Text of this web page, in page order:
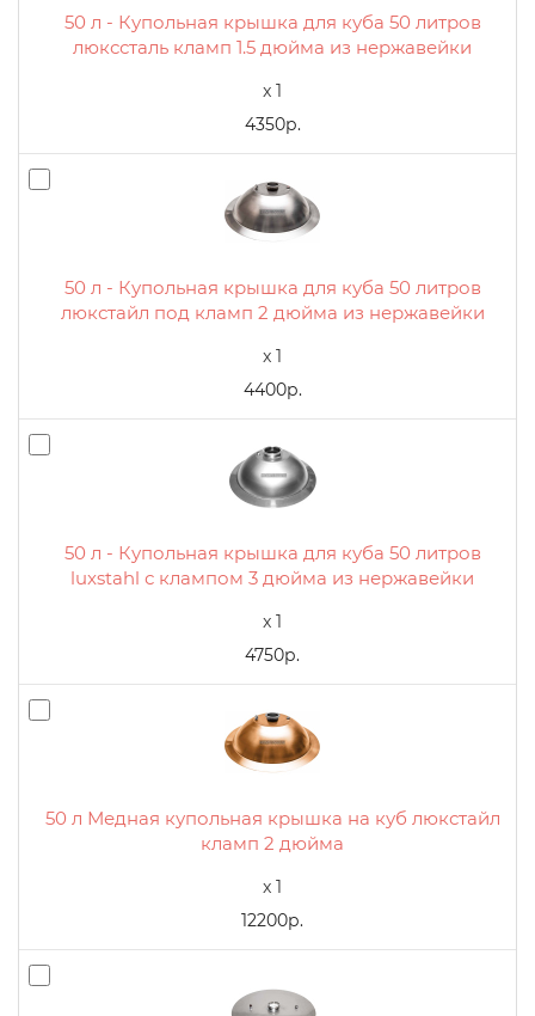
50 л - Купольная крышка для куба 50 литров
люкссталь кламп 1.5 дюйма из нержавейки
x 1
4350р.
50 л - Купольная крышка для куба 50 литров
люкстайл под кламп 2 дюйма из нержавейки
x 1
4400р.
50 л - Купольная крышка для куба 50 литров
luxstahl с клампом 3 дюйма из нержавейки
x 1
4750р.
50 л Медная купольная крышка на куб люкстайл
кламп 2 дюйма
x 1
12200р.